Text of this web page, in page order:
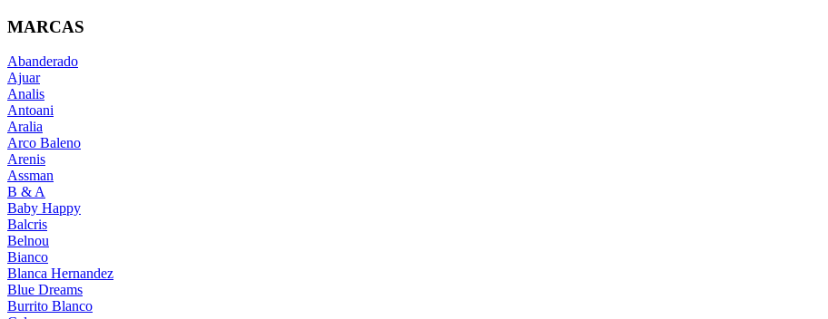
MARCAS
Abanderado
Ajuar
Analis
Antoani
Aralia
Arco Baleno
Arenis
Assman
B & A
Baby Happy
Balcris
Belnou
Bianco
Blanca Hernandez
Blue Dreams
Burrito Blanco